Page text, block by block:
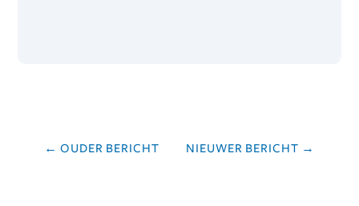
← OUDER BERICHT NIEUWER BERICHT →